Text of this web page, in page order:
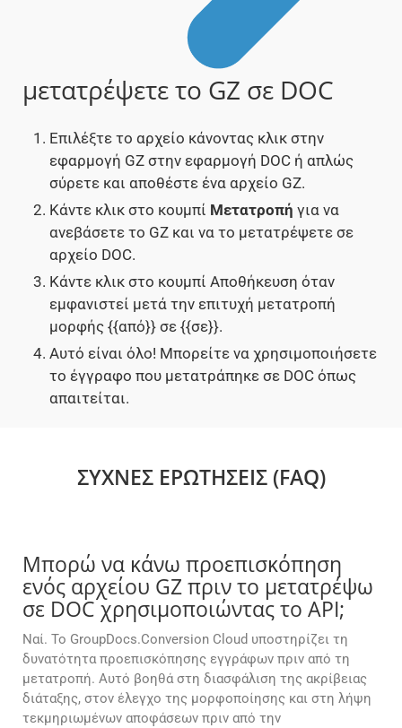
μετατρέψετε το GZ σε DOC
Επιλέξτε το αρχείο κάνοντας κλικ στην
εφαρμογή GZ στην εφαρμογή DOC ή απλώς
σύρετε και αποθέστε ένα αρχείο GZ.
Κάντε κλικ στο κουμπί Μετατροπή για να
ανεβάσετε το GZ και να το μετατρέψετε σε
αρχείο DOC.
Κάντε κλικ στο κουμπί Αποθήκευση όταν
εμφανιστεί μετά την επιτυχή μετατροπή
μορφής {{από}} σε {{σε}}.
Αυτό είναι όλο! Μπορείτε να χρησιμοποιήσετε
το έγγραφο που μετατράπηκε σε DOC όπως
απαιτείται.
ΣΥΧΝΈΣ ΕΡΩΤΉΣΕΙΣ (FAQ)
Μπορώ να κάνω προεπισκόπηση
ενός αρχείου GZ πριν το μετατρέψω
σε DOC χρησιμοποιώντας το API;
Ναί. Το GroupDocs.Conversion Cloud υποστηρίζει τη
δυνατότητα προεπισκόπησης εγγράφων πριν από τη
μετατροπή. Αυτό βοηθά στη διασφάλιση της ακρίβειας
διάταξης, στον έλεγχο της μορφοποίησης και στη λήψη
τεκμηριωμένων αποφάσεων πριν από την